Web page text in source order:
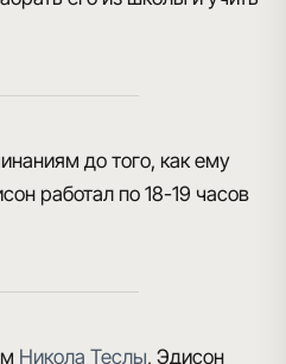
до того, как ему
работал по 18-19 часов
Никола Теслы, Эдисон